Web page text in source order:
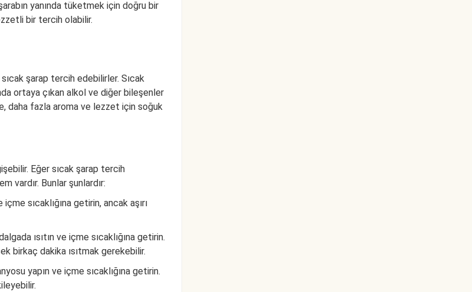
yanında tüketmek için doğru bir
bir tercih olabilir.
şarap tercih edebilirler. Sıcak
ortaya çıkan alkol ve diğer bileşenler
daha fazla aroma ve lezzet için soğuk
Eğer sıcak şarap tercih
vardır. Bunlar şunlardır:
sıcaklığına getirin, ancak aşırı
ısıtın ve içme sıcaklığına getirin.
birkaç dakika ısıtmak gerekebilir.
yapın ve içme sıcaklığına getirin.